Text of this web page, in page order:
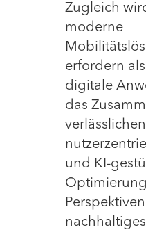
Zugleich
moderne
erfordern
digitale
das
und KI-